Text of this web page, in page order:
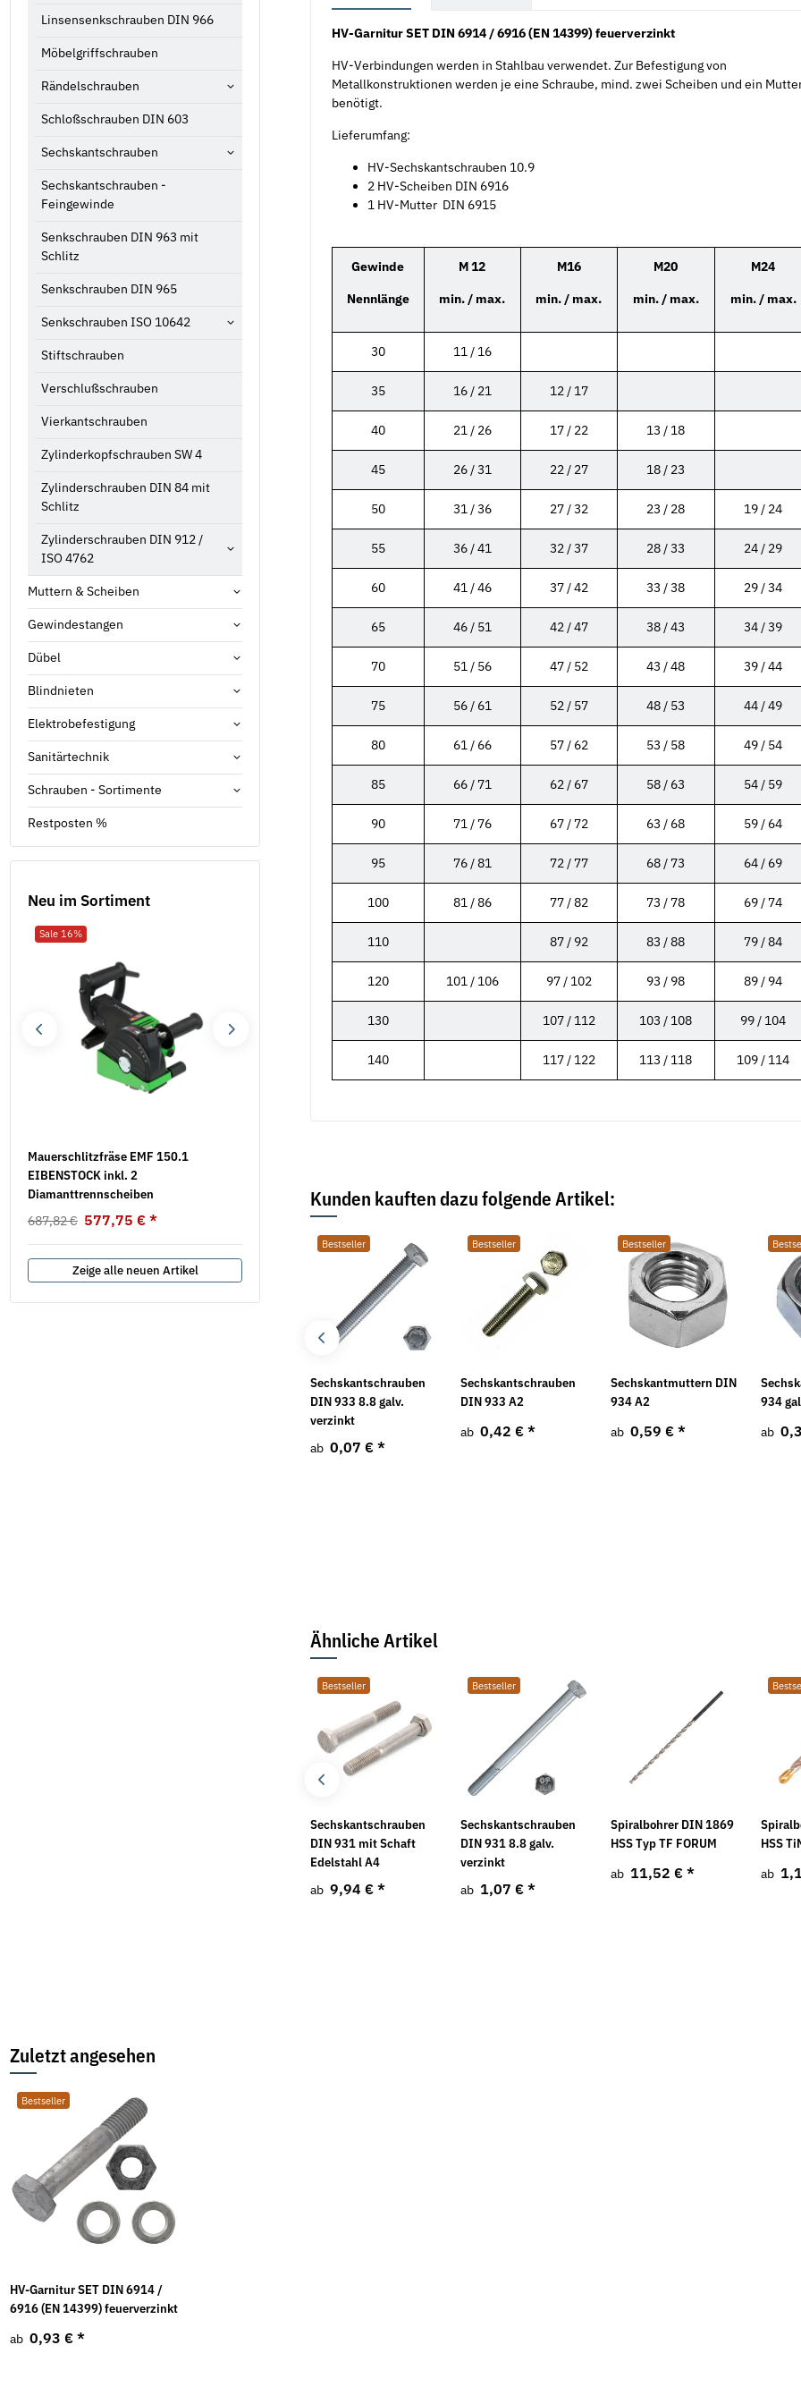
HV-Garnitur SET DIN 6914 / 6916 (EN 14399) feuerverzinkt
HV-Verbindungen werden in Stahlbau verwendet. Zur Befestigung von
Metallkonstruktionen werden je eine Schraube, mind. zwei Scheiben und ein
benötigt.
Lieferumfang:
HV-Sechskantschrauben 10.9
2 HV-Scheiben DIN 6916
1 HV-Mutter DIN 6915
Gewinde
Nennlänge
M 12
min. / max.
M16
min. / max.
M20
min. / max.
M24
min. / max.
30 11 / 16
35 16 / 21 12 / 17
40 21 / 26 17 / 22 13 / 18
45 26 / 31 22 / 27 18 / 23
50 31 / 36 27 / 32 23 / 28 19 / 24
55 36 / 41 32 / 37 28 / 33 24 / 29
60 41 / 46 37 / 42 33 / 38 29 / 34
65 46 / 51 42 / 47 38 / 43 34 / 39
70 51 / 56 47 / 52 43 / 48 39 / 44
75 56 / 61 52 / 57 48 / 53 44 / 49
80 61 / 66 57 / 62 53 / 58 49 / 54
85 66 / 71 62 / 67 58 / 63 54 / 59
90 71 / 76 67 / 72 63 / 68 59 / 64
95 76 / 81 72 / 77 68 / 73 64 / 69
100 81 / 86 77 / 82 73 / 78 69 / 74
110 87 / 92 83 / 88 79 / 84
120 101 / 106 97 / 102 93 / 98 89 / 94
130 107 / 112 103 / 108 99 / 104
140 117 / 122 113 / 118 109 / 114
Kunden kauften dazu folgende Artikel:
Bestseller Bestseller Bestseller
Sechskantschrauben
DIN 933 8.8 galv.
verzinkt
ab 0,07 € *
Bestseller
Sechskantschrauben
DIN 933 A2
ab 0,42 € *
Bestseller
Sechskantmuttern DIN
934 A2
ab 0,59 € *
934
ab
Ähnliche Artikel
Bestseller
Sechskantschrauben
DIN 931 mit Schaft
Edelstahl A4
ab 9,94 € *
Bestseller
Sechskantschrauben
DIN 931 8.8 galv.
verzinkt
ab 1,07 € *
Spiralbohrer DIN 1869
HSS Typ TF FORUM
ab 11,52 € *
HSS
ab
Linsensenkschrauben DIN 966
Möbelgriffschrauben
Rändelschrauben
Schloßschrauben DIN 603
Sechskantschrauben
Sechskantschrauben -
Feingewinde
Senkschrauben DIN 963 mit
Schlitz
Senkschrauben DIN 965
Senkschrauben ISO 10642
Stiftschrauben
Verschlußschrauben
Vierkantschrauben
Zylinderkopfschrauben SW 4
Zylinderschrauben DIN 84 mit
Schlitz
Zylinderschrauben DIN 912 /
ISO 4762
Muttern & Scheiben
Gewindestangen
Dübel
Blindnieten
Elektrobefestigung
Sanitärtechnik
Schrauben - Sortimente
Restposten %
Neu im Sortiment
Sale 16%
Mauerschlitzfräse EMF 150.1
EIBENSTOCK inkl. 2
Diamanttrennscheiben
687,82 € 577,75 € *
Zeige alle neuen Artikel
Zuletzt angesehen
Bestseller
HV-Garnitur SET DIN 6914 /
6916 (EN 14399) feuerverzinkt
ab 0,93 € *